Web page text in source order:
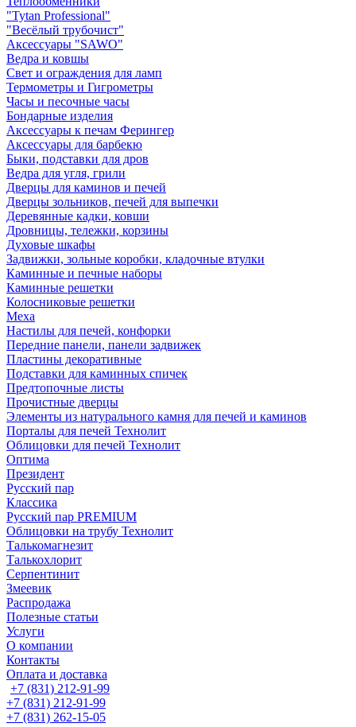
"Tytan Professional"
"Весёлый трубочист"
Аксессуары "SAWO"
Ведра и ковшы
Свет и ограждения для ламп
Термометры и Гигрометры
Часы и песочные часы
Бондарные изделия
Аксессуары к печам Ферингер
Аксессуары для барбекю
Быки, подставки для дров
Ведра для угля, грили
Дверцы для каминов и печей
Дверцы зольников, печей для выпечки
Деревянные кадки, ковши
Дровницы, тележки, корзины
Духовые шкафы
Задвижки, зольные коробки, кладочные втулки
Каминные и печные наборы
Каминные решетки
Колосниковые решетки
Меха
Настилы для печей, конфорки
Передние панели, панели задвижек
Пластины декоративные
Подставки для каминных спичек
Предтопочные листы
Прочистные дверцы
Элементы из натурального камня для печей и каминов
Порталы для печей Технолит
Облицовки для печей Технолит
Оптима
Президент
Русский пар
Классика
Русский пар PREMIUM
Облицовки на трубу Технолит
Талькомагнезит
Талькохлорит
Серпентинит
Змеевик
Распродажа
Полезные статьи
Услуги
О компании
Контакты
Оплата и доставка
+7 (831) 212-91-99
+7 (831) 212-91-99
+7 (831) 262-15-05